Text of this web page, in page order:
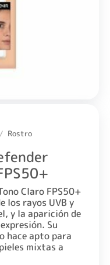
/ Rostro
Claro FPS50+
los rayos UVB y
y la aparición de
Su
hace apto para
mixtas a